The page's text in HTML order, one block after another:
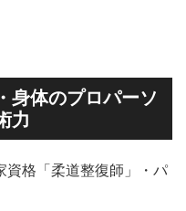
身体のプロパーソ
力
資格「柔道整復師」・パ